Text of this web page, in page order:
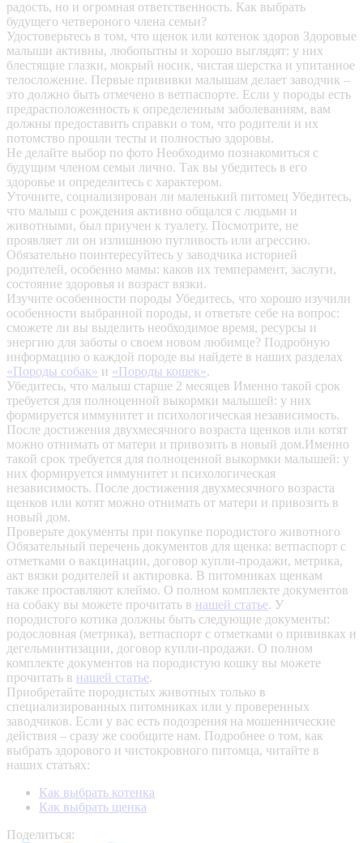
радость, но и огромная ответственность. Как выбрать
будущего четвероного члена семьи?
Удостоверьтесь в том, что щенок или котенок здоров Здоровые
малыши активны, любопытны и хорошо выглядят: у них
блестящие глазки, мокрый носик, чистая шерстка и упитанное
телосложение. Первые прививки малышам делает заводчик –
это должно быть отмечено в ветпаспорте. Если у породы есть
предрасположенность к определенным заболеваниям, вам
должны предоставить справки о том, что родители и их
потомство прошли тесты и полностью здоровы.
Не делайте выбор по фото Необходимо познакомиться с
будущим членом семьи лично. Так вы убедитесь в его
здоровье и определитесь с характером.
Уточните, социализирован ли маленький питомец Убедитесь,
что малыш с рождения активно общался с людьми и
животными, был приучен к туалету. Посмотрите, не
проявляет ли он излишнюю пугливость или агрессию.
Обязательно поинтересуйтесь у заводчика историей
родителей, особенно мамы: каков их темперамент, заслуги,
состояние здоровья и возраст вязки.
Изучите особенности породы Убедитесь, что хорошо изучили
особенности выбранной породы, и ответьте себе на вопрос:
сможете ли вы выделить необходимое время, ресурсы и
энергию для заботы о своем новом любимце? Подробную
информацию о каждой породе вы найдете в наших разделах
«Породы собак» и «Породы кошек».
Убедитесь, что малыш старше 2 месяцев Именно такой срок
требуется для полноценной выкормки малышей: у них
формируется иммунитет и психологическая независимость.
После достижения двухмесячного возраста щенков или котят
можно отнимать от матери и привозить в новый дом.Именно
такой срок требуется для полноценной выкормки малышей: у
них формируется иммунитет и психологическая
независимость. После достижения двухмесячного возраста
щенков или котят можно отнимать от матери и привозить в
новый дом.
Проверьте документы при покупке породистого животного
Обязательный перечень документов для щенка: ветпаспорт с
отметками о вакцинации, договор купли-продажи, метрика,
акт вязки родителей и актировка. В питомниках щенкам
также проставляют клеймо. О полном комплекте документов
на собаку вы можете прочитать в нашей статье. У
породистого котика должны быть следующие документы:
родословная (метрика), ветпаспорт с отметками о прививках и
дегельминтизации, договор купли-продажи. О полном
комплекте документов на породистую кошку вы можете
прочитать в нашей статье.
Приобретайте породистых животных только в
специализированных питомниках или у проверенных
заводчиков. Если у вас есть подозрения на мошеннические
действия – сразу же сообщите нам. Подробнее о том, как
выбрать здорового и чистокровного питомца, читайте в
наших статьях:
Как выбрать котенка
Как выбрать щенка
Поделиться: